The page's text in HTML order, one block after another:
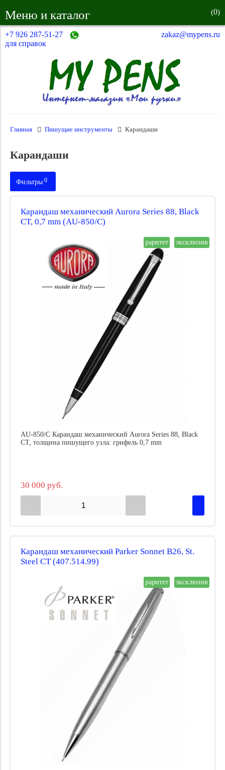
Меню и каталог (0)
+7 926 287-51-27
для справок
zakaz@mypens.ru
Главная Пишущие инструменты Карандаши
Карандаши
Фильтры 0
Пишущая система:
Материал пера:
Тип товара:
Количество карандашей:
Карандаш механический Aurora Series 88, Black
CT, 0,7 mm (AU-850/C)
раритет эксклюзив
AU-850/C Карандаш механический Aurora Series 88, Black
CT, толщина пишущего узла: грифель 0,7 mm
30 000 руб.
Карандаш механический Parker Sonnet B26, St.
Steel CT (407.514.99)
раритет эксклюзив